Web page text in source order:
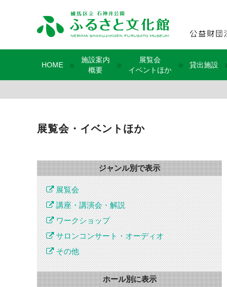
HOME
施設案内
概要
展覧会
イベントほか
貸出施設
展覧会・イベントほか
ジャンル別で表示
展覧会
講座・講演会・解説
ワークショップ
サロンコンサート・オーディオ
その他
ホール別に表示